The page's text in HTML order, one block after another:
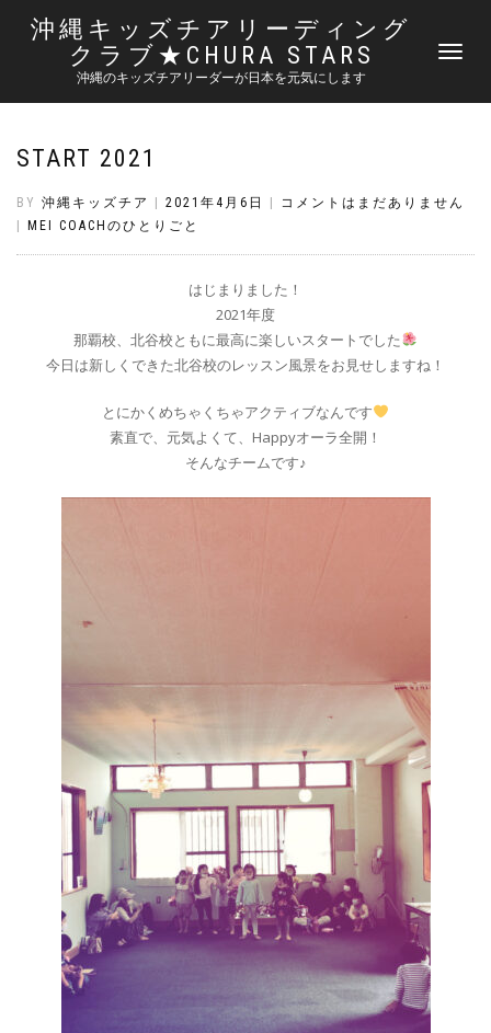
沖縄キッズチアリーディング
クラブ★CHURA STARS
沖縄のキッズチアリーダーが日本を元気にします
ナ
切
START 2021
BY 沖縄キッズチア 2021年4月6日
コメントはまだありません
MEI COACHのひとりごと
はじまりました！
2021年度
那覇校、北谷校ともに最高に楽しいスタートでした
今日は新しくできた北谷校のレッスン風景をお見せしますね！
とにかくめちゃくちゃアクティブなんです
素直で、元気よくて、Happyオーラ全開！
そんなチームです♪